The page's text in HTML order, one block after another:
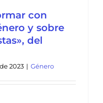
con
y sobre
del
2023 | Género